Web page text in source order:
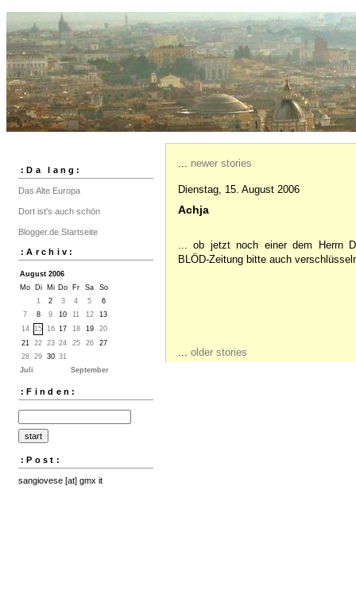
:Da lang:
Das Alte Europa
Dort ist's auch schön
Blogger.de Startseite
:Archiv:
August 2006
Mo
Di Mi Do Fr Sa
So
1
2 3 4 5
6
7
8 9 10 11 12
13
14
15 16 17 18 19
20
21
22 23 24 25 26
27
28
29 30 31
Juli
September
:Finden:
:Post:
sangiovese [at] gmx it
... newer stories
Dienstag, 15. August 2006
Achja
... ob jetzt noch einer dem Herrn
BLÖD-Zeitung bitte auch
... older stories